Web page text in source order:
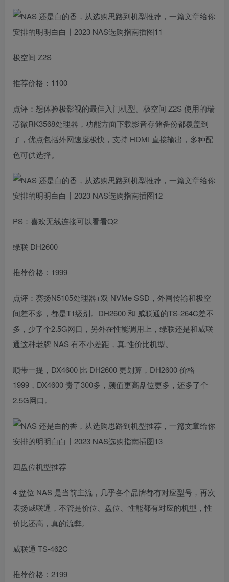
极空间 Z2S
推荐价格：1100
点评：想体验极影视的最佳入门机型。极空间 Z2S 使用的瑞
芯微RK3568处理器，功能方面下载影音存储备份都覆盖到
了，优点包括外网速度极快，支持 HDMI 直接输出，多种配
色可供选择。
PS：喜欢无线连接可以看看Q2
绿联 DH2600
推荐价格：1999
点评：赛扬N5105处理器+双 NVMe SSD，外网传输和极空
间差不多，都是T1级别。DH2600 和 威联通的TS-264C差不
多，少了个2.5G网口，另外在性能调用上，绿联还是和威联
通这种老牌 NAS 有不小差距，真.性价比机型。
顺带一提，DX4600 比 DH2600 更划算，DH2600 价格
1999，DX4600 贵了300多，颜值更高盘位更多，还多了个
2.5G网口。
四盘位机型推荐
4 盘位 NAS 是当前主流，几乎各个品牌都有对应型号，再次
表扬威联通，不管是价位、盘位、性能都有对应的机型，性
价比还高，真的流弊。
威联通 TS-462C
推荐价格：2199